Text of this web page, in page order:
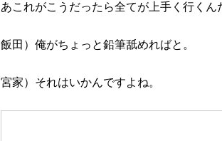
あこれがこうだったら全てが上手く行くん
飯田）俺がちょっと鉛筆舐めればと。
宮家）それはいかんですよね。